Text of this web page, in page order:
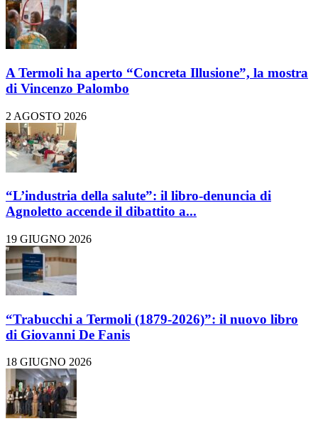
A Termoli ha aperto “Concreta Illusione”, la mostra
di Vincenzo Palombo
2 AGOSTO 2026
“L’industria della salute”: il libro-denuncia di
Agnoletto accende il dibattito a...
19 GIUGNO 2026
“Trabucchi a Termoli (1879-2026)”: il nuovo libro
di Giovanni De Fanis
18 GIUGNO 2026